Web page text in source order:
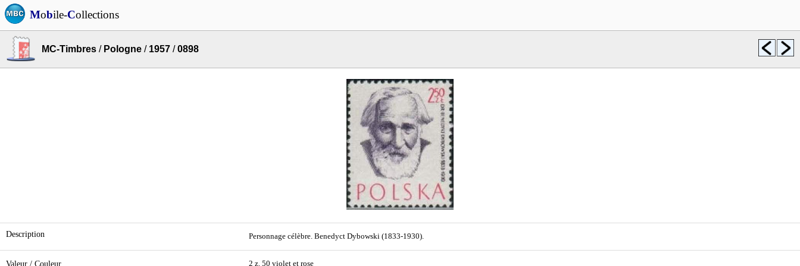
Mobile-Collections
MC-Timbres / Pologne / 1957 /0898
Description Personnage célèbre. Benedyct Dybowski (1833-1930).
Valeur / Couleur 2 z. 50 violet et rose